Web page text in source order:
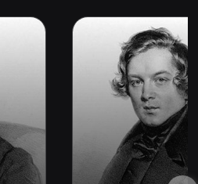
場親子音樂會系列，廣受大小
對室內樂的熱愛，其領軍的
續八年受邀於「誠品室內樂
灣演出完整巴爾托克弦樂四
年九月發行小提琴與吉他合奏
獲選為誠品年中編輯特選
，專輯更入圍第31屆傳藝